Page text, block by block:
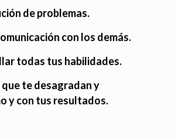
de problemas.
con los demás.
todas tus habilidades.
te desagradan y
y con tus resultados.